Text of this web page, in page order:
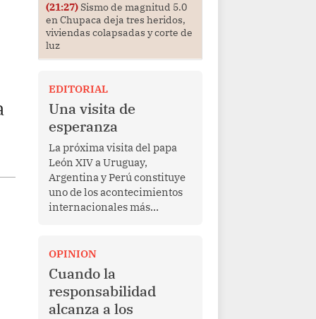
(21:27)Sismo de magnitud 5.0
en Chupaca deja tres heridos,
viviendas colapsadas y corte de
luz
EDITORIAL
Una visita de
esperanza
La próxima visita del papa
León XIV a Uruguay,
Argentina y Perú constituye
uno de los acontecimientos
internacionales más
Más allá de su dimensión
religiosa, esta gira
representa una oportunidad
para reafirmar el valor del
diálogo, fortalecer los
OPINION
Cuando la
responsabilidad
alcanza a los